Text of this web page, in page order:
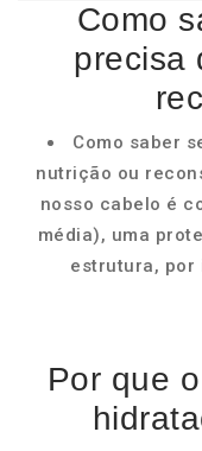
Como
precisa
Como saber
nutrição ou
nosso cabelo é
média), uma
estrutura, por
Por que